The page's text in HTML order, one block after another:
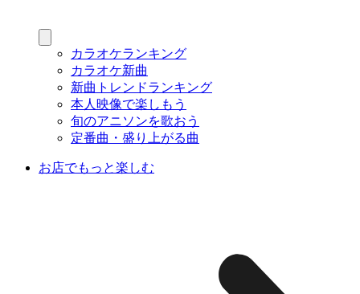
カラオケランキング
カラオケ新曲
新曲トレンドランキング
本人映像で楽しもう
旬のアニソンを歌おう
定番曲・盛り上がる曲
お店でもっと楽しむ